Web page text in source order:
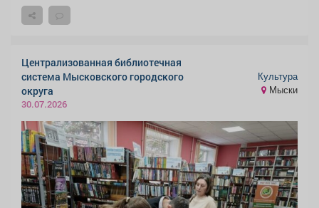
Централизованная библиотечная
система Мысковского городского
округа
30.07.2026
Культура
Мыски